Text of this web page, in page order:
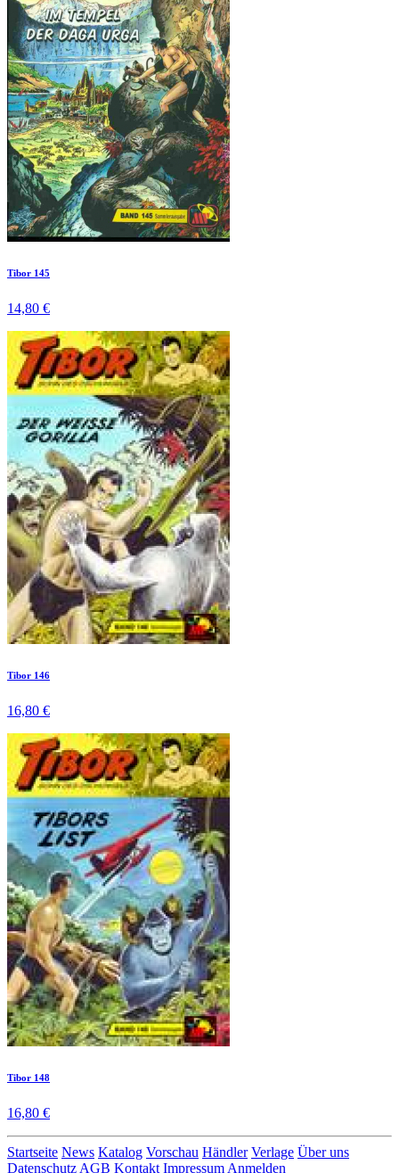
Tibor 145
14,80 €
Tibor 146
16,80 €
Tibor 148
16,80 €
Startseite News Katalog Vorschau Händler Verlage Über uns
Datenschutz AGB Kontakt Impressum Anmelden